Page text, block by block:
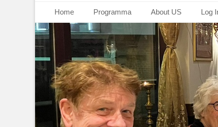
Primair menu
naar
de
inhoud
Home Programma About US Log